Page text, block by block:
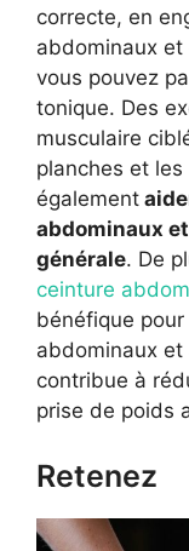
correcte, en
abdominaux
vous pouvez
tonique. Des
musculaire
planches et
également
abdominaux
générale. De
ceinture
bénéfique
abdominaux et
contribue à
prise de poids
Retenez